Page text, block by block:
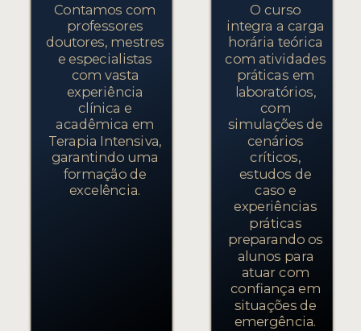
Contamos com
professores
doutores, mestres
e especialistas
com vasta
experiência
clínica e
acadêmica em
Terapia Intensiva,
garantindo uma
formação de
excelência.
O curso
integra a carga
horária teórica
com atividades
práticas em
laboratórios,
com
simulações de
cenários
críticos,
estudos de
caso e
experiências
práticas
preparando os
alunos para
atuar com
confiança em
situações de
emergência.